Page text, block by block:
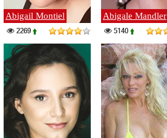
Abigail Montiel
2269
Abigale Mandler
5140